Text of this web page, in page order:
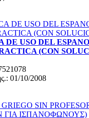
DE USO DEL
(CON
01/10/2008